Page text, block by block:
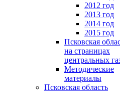
2012 год
2013 год
2014 год
2015 год
Псковская
на страницах
центральных
Методические
материалы
Псковская область